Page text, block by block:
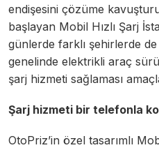
endişesini çözüme
başlayan Mobil Hızlı Şarj
günlerde farklı şehirlerde
genelinde elektrikli araç
şarj hizmeti sağlaması
Şarj hizmeti bir telefonla
OtoPriz’in özel tasarımlı